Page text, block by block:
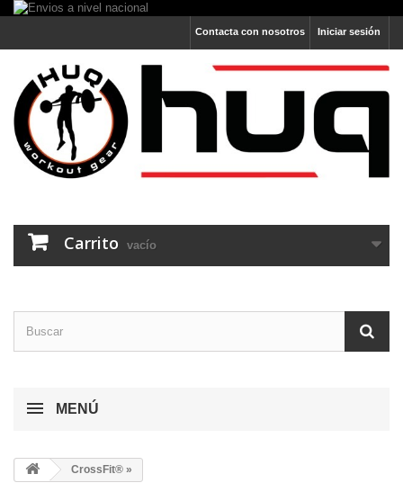
Iniciar sesión
Contacta con nosotros
Carrito vacío
MENÚ
CrossFit® »